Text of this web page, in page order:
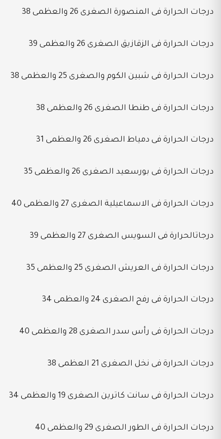
درجات الحرارة فى المنصورة الصغرى 26 والعظمى 38
درجات الحرارة فى الزقازيق الصغرى 26 والعظمى 39
درجات الحرارة فى شبين الكوم والصغرى 25 والعظمى 38
درجات الحرارة فى طنطا الصغرى 26 والعظمى 38
درجات الحرارة فى دمياط الصغرى 26 والعظمى 31
درجات الحرارة فى بورسعيد الصغرى 26 والعظمى 35
درجات الحرارة فى الاسماعيلية الصغرى 27 والعظمى 40
درجاتالحرارة فى السويس الصغرى 27 والعظمى 39
درجات الحرارة فى العريش الصغرى 25 والعظمى 35
درجات الحرارة فى رفح الصغرى 24 والعظمى 34
درجات الحرارة فى رأس سدر الصغرى 28 والعظمى 40
درجات الحرارة فى نخل الصغرى 21 العظمى 38
درجات الحرارة فى سانت كاترين الصغرى 19 والعظمى 34
درجات الحرارة فى الطور الصغرى 29 والعظمى 40